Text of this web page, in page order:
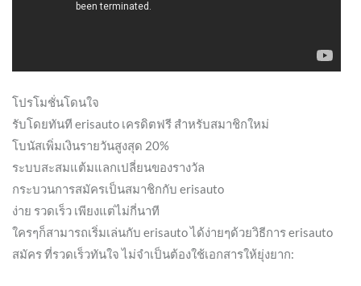
โปรโมชั่นโดนใจ
รับโดยทันที erisauto เครดิตฟรี สำหรับสมาชิกใหม่
โบนัสเพิ่มเงินรายวันสูงสุด 20%
ระบบสะสมแต้มแลกเปลี่ยนของรางวัล
กระบวนการสมัครเป็นสมาชิกกับ erisauto
ง่าย รวดเร็ว เพียงแต่ไม่กี่นาที
ใครๆก็สามารถเริ่มเล่นกับ erisauto ได้ง่ายๆด้วยวิธีการ erisauto
สมัคร ที่รวดเร็วทันใจ ไม่จำเป็นต้องใช้เอกสารให้ยุ่งยาก: